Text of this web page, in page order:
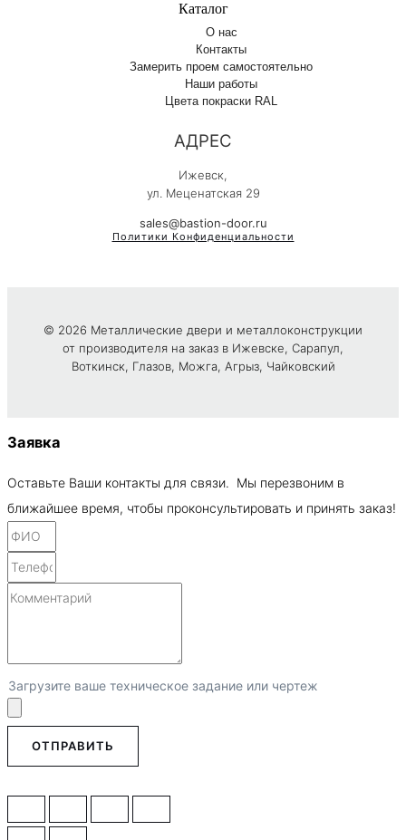
Каталог
О нас
Контакты
Замерить проем самостоятельно
Наши работы
Цвета покраски RAL
АДРЕС
Ижевск,
ул. Меценатская 29
sales@bastion-door.ru
Политики Конфиденциальности
© 2026 Металлические двери и металлоконструкции
от производителя на заказ в Ижевске, Сарапул,
Воткинск, Глазов, Можга, Агрыз, Чайковский
Заявка
Оставьте Ваши контакты для связи. Мы перезвоним в
ближайшее время, чтобы проконсультировать и принять заказ!
Загрузите ваше техническое задание или чертеж
ОТПРАВИТЬ